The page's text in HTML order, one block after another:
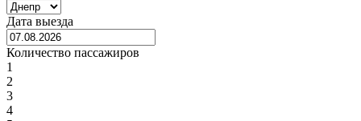
Дата выезда
Количество пассажиров
1
2
3
4